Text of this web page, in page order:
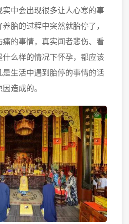
实中会出现很多让人心寒的事
胎的过程中突然就胎停了，
的事情，真实闻者悲伤、看
么样的情况下怀孕，都应该
是生活中遇到胎停的事情的话
造成的。